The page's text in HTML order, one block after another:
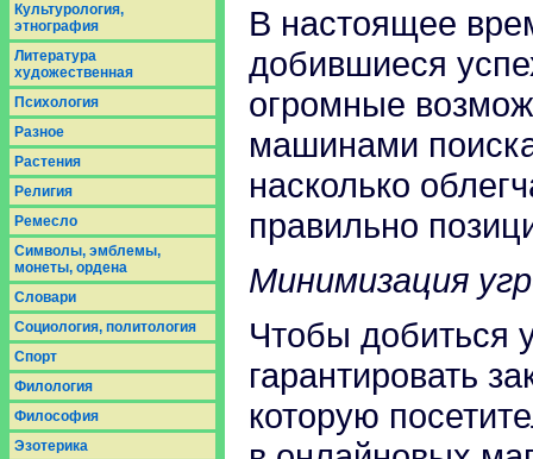
Культурология,
этнография
Литература
художественная
Психология
Разное
Растения
Религия
Ремесло
Символы, эмблемы,
монеты, ордена
Словари
Социология, политология
Спорт
Филология
Философия
Эзотерика
В настоящее
добившиеся
огромные
машинами
насколько
правильно
Минимизация
Чтобы добиться
гарантировать
которую